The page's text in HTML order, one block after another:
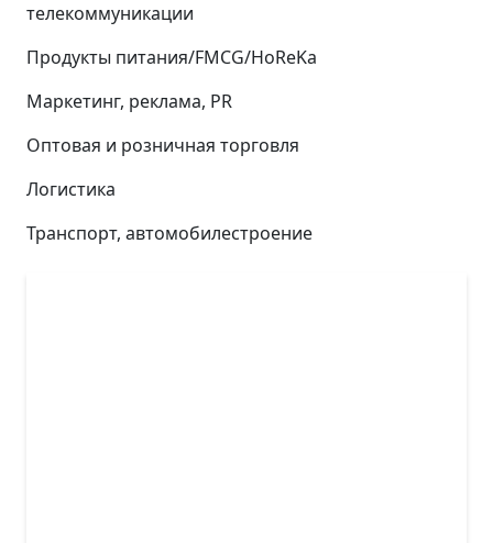
телекоммуникации
Продукты питания/FMCG/HoReKa
Маркетинг, реклама, PR
Оптовая и розничная торговля
Логистика
Транспорт, автомобилестроение